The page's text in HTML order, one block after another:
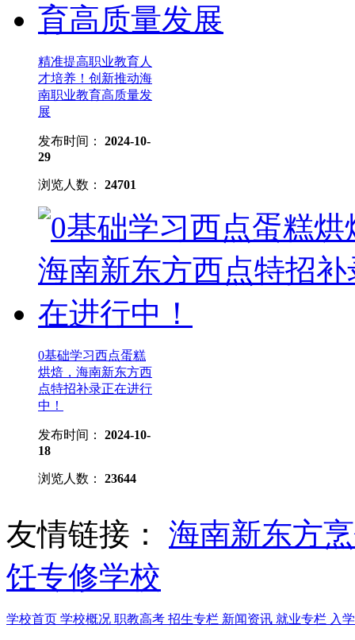
精准提高职业教育人
才培养！创新推动海
南职业教育高质量发
展
发布时间： 2024-10-
29
浏览人数： 24701
0基础学习西点蛋糕
烘焙，海南新东方西
点特招补录正在进行
中！
发布时间： 2024-10-
18
浏览人数： 23644
友情链接：
海南新东方
饪专修学校
学校首页 学校概况 职教高考 招生专栏 新闻资讯 就业专栏 入